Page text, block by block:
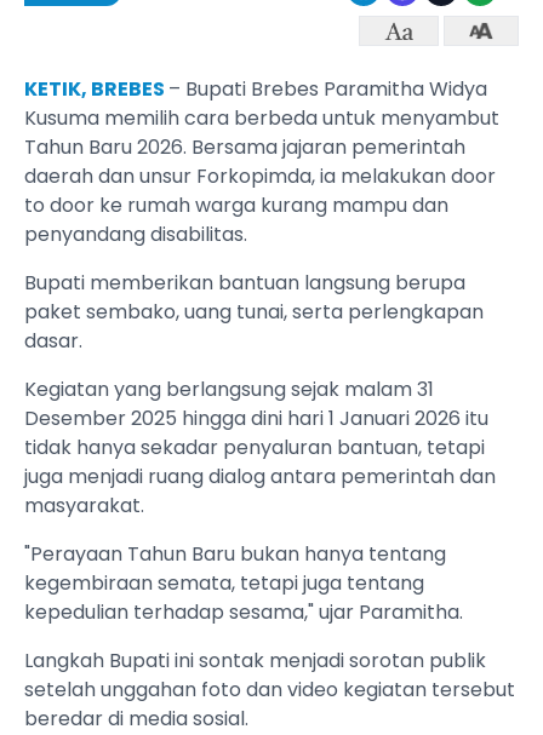
KETIK, BREBES – Bupati Brebes Paramitha Widya
Kusuma memilih cara berbeda untuk menyambut
Tahun Baru 2026. Bersama jajaran pemerintah
daerah dan unsur Forkopimda, ia melakukan door
to door ke rumah warga kurang mampu dan
penyandang disabilitas.
Bupati memberikan bantuan langsung berupa
paket sembako, uang tunai, serta perlengkapan
dasar.
‎Kegiatan yang berlangsung sejak malam 31
Desember 2025 hingga dini hari 1 Januari 2026 itu
tidak hanya sekadar penyaluran bantuan, tetapi
juga menjadi ruang dialog antara pemerintah dan
masyarakat.
"Perayaan Tahun Baru bukan hanya tentang
kegembiraan semata, tetapi juga tentang
kepedulian terhadap sesama," ujar Paramitha.
‎Langkah Bupati ini sontak menjadi sorotan publik
setelah unggahan foto dan video kegiatan tersebut
beredar di media sosial.